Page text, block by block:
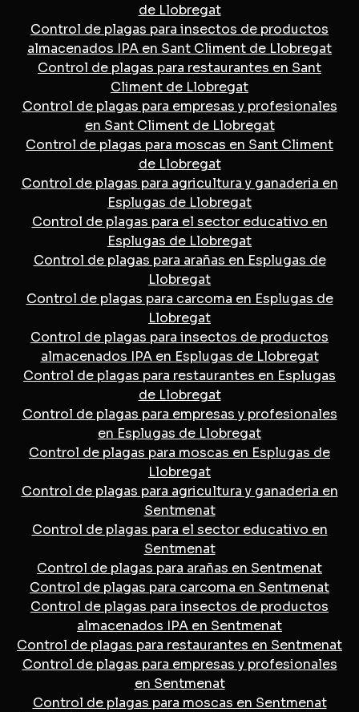
de Llobregat
Control de plagas para insectos de productos
almacenados IPA en Sant Climent de Llobregat
Control de plagas para restaurantes en Sant
Climent de Llobregat
Control de plagas para empresas y profesionales
en Sant Climent de Llobregat
Control de plagas para moscas en Sant Climent
de Llobregat
Control de plagas para agricultura y ganaderia en
Esplugas de Llobregat
Control de plagas para el sector educativo en
Esplugas de Llobregat
Control de plagas para arañas en Esplugas de
Llobregat
Control de plagas para carcoma en Esplugas de
Llobregat
Control de plagas para insectos de productos
almacenados IPA en Esplugas de Llobregat
Control de plagas para restaurantes en Esplugas
de Llobregat
Control de plagas para empresas y profesionales
en Esplugas de Llobregat
Control de plagas para moscas en Esplugas de
Llobregat
Control de plagas para agricultura y ganaderia en
Sentmenat
Control de plagas para el sector educativo en
Sentmenat
Control de plagas para arañas en Sentmenat
Control de plagas para carcoma en Sentmenat
Control de plagas para insectos de productos
almacenados IPA en Sentmenat
Control de plagas para restaurantes en Sentmenat
Control de plagas para empresas y profesionales
en Sentmenat
Control de plagas para moscas en Sentmenat